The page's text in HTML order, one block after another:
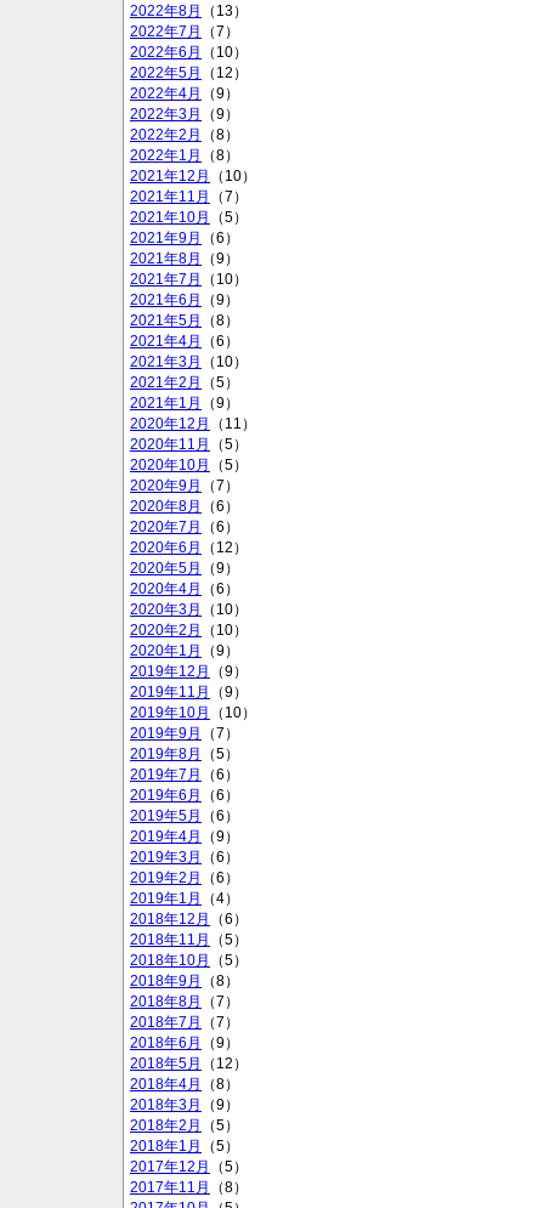
2022年8月
（13）
2022年7月
（7）
2022年6月
（10）
2022年5月
（12）
2022年4月
（9）
2022年3月
（9）
2022年2月
（8）
2022年1月
（8）
2021年12月
（10）
2021年11月
（7）
2021年10月
（5）
2021年9月
（6）
2021年8月
（9）
2021年7月
（10）
2021年6月
（9）
2021年5月
（8）
2021年4月
（6）
2021年3月
（10）
2021年2月
（5）
2021年1月
（9）
2020年12月
（11）
2020年11月
（5）
2020年10月
（5）
2020年9月
（7）
2020年8月
（6）
2020年7月
（6）
2020年6月
（12）
2020年5月
（9）
2020年4月
（6）
2020年3月
（10）
2020年2月
（10）
2020年1月
（9）
2019年12月
（9）
2019年11月
（9）
2019年10月
（10）
2019年9月
（7）
2019年8月
（5）
2019年7月
（6）
2019年6月
（6）
2019年5月
（6）
2019年4月
（9）
2019年3月
（6）
2019年2月
（6）
2019年1月
（4）
2018年12月
（6）
2018年11月
（5）
2018年10月
（5）
2018年9月
（8）
2018年8月
（7）
2018年7月
（7）
2018年6月
（9）
2018年5月
（12）
2018年4月
（8）
2018年3月
（9）
2018年2月
（5）
2018年1月
（5）
2017年12月
（5）
2017年11月
（8）